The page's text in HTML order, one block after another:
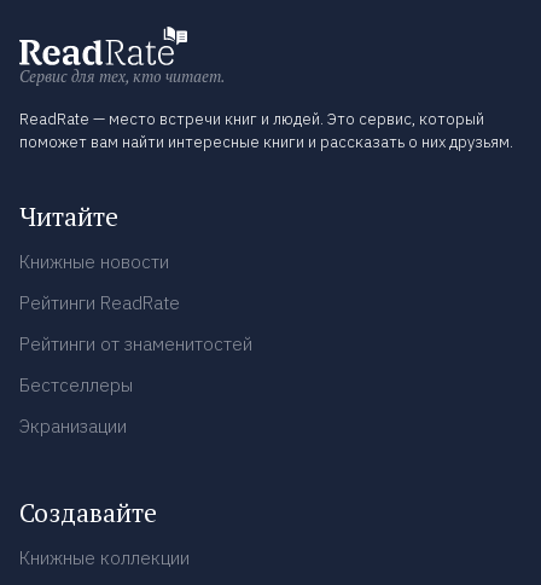
Сервис для тех, кто читает.
ReadRate — место встречи книг и людей. Это сервис, который
поможет вам найти интересные книги и рассказать о них друзьям.
Читайте
Книжные новости
Рейтинги ReadRate
Рейтинги от знаменитостей
Бестселлеры
Экранизации
Создавайте
Книжные коллекции